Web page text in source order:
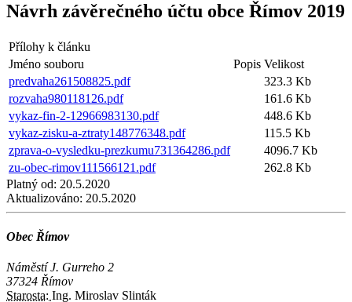
Návrh závěrečného účtu obce Římov 2019
Přílohy k článku
Jméno souboru
Popis Velikost
predvaha261508825.pdf
323.3 Kb
rozvaha980118126.pdf
161.6 Kb
vykaz-fin-2-12966983130.pdf
448.6 Kb
vykaz-zisku-a-ztraty148776348.pdf
115.5 Kb
zprava-o-vysledku-prezkumu731364286.pdf
4096.7 Kb
zu-obec-rimov111566121.pdf
262.8 Kb
Platný od: 20.5.2020
Aktualizováno: 20.5.2020
Obec Římov
Náměstí J. Gurreho 2
37324 Římov
Starosta: Ing. Miroslav Slinták